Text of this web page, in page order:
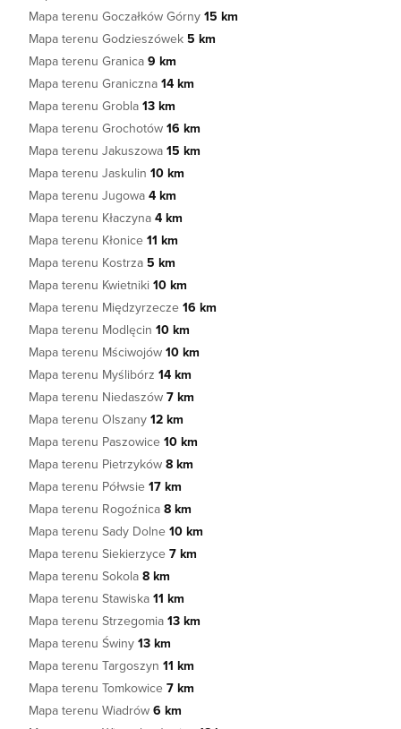
Mapa terenu Goczałków Górny 15 km
Mapa terenu Godzieszówek 5 km
Mapa terenu Granica 9 km
Mapa terenu Graniczna 14 km
Mapa terenu Grobla 13 km
Mapa terenu Grochotów 16 km
Mapa terenu Jakuszowa 15 km
Mapa terenu Jaskulin 10 km
Mapa terenu Jugowa 4 km
Mapa terenu Kłaczyna 4 km
Mapa terenu Kłonice 11 km
Mapa terenu Kostrza 5 km
Mapa terenu Kwietniki 10 km
Mapa terenu Międzyrzecze 16 km
Mapa terenu Modlęcin 10 km
Mapa terenu Mściwojów 10 km
Mapa terenu Myślibórz 14 km
Mapa terenu Niedaszów 7 km
Mapa terenu Olszany 12 km
Mapa terenu Paszowice 10 km
Mapa terenu Pietrzyków 8 km
Mapa terenu Półwsie 17 km
Mapa terenu Rogoźnica 8 km
Mapa terenu Sady Dolne 10 km
Mapa terenu Siekierzyce 7 km
Mapa terenu Sokola 8 km
Mapa terenu Stawiska 11 km
Mapa terenu Strzegomia 13 km
Mapa terenu Świny 13 km
Mapa terenu Targoszyn 11 km
Mapa terenu Tomkowice 7 km
Mapa terenu Wiadrów 6 km